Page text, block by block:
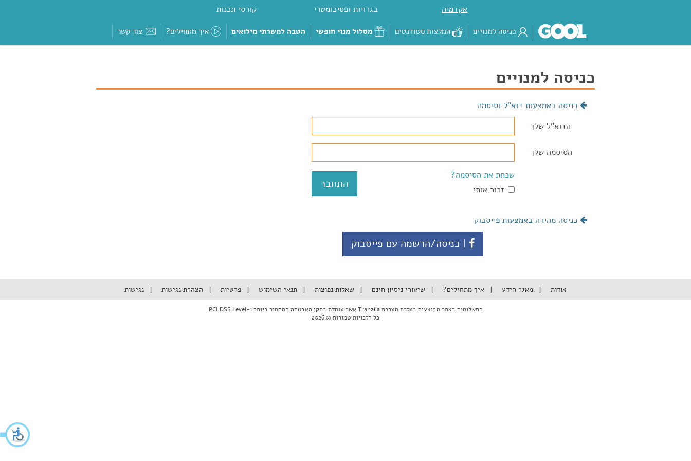
אקדמיה בגרויות ופסיכומטרי קורסי תכנות
כניסה למנויים המלצות סטודנטים מסלול מנוי חופשי הטבה למשרתי מילואים איך מתחילים? צור קשר
כניסה למנויים
כניסה באמצעות דוא"ל וסיסמה
הדוא"ל שלך
הסיסמה שלך
שכחת את הסיסמה?
זכור אותי
כניסה מהירה באמצעות פייסבוק
| כניסה/הרשמה עם פייסבוק
אודות מאגר הידע איך מתחילים? שיעורי ניסיון חינם שאלות נפוצות תנאי השימוש פרטיות הצהרת נגישות נגישות
התשלומים באתר מבוצעים בעזרת מערכת Tranzila אשר עומדת בתקן האבטחה המחמיר ביותר PCI DSS Level-1
כל הזכויות שמורות © 2026